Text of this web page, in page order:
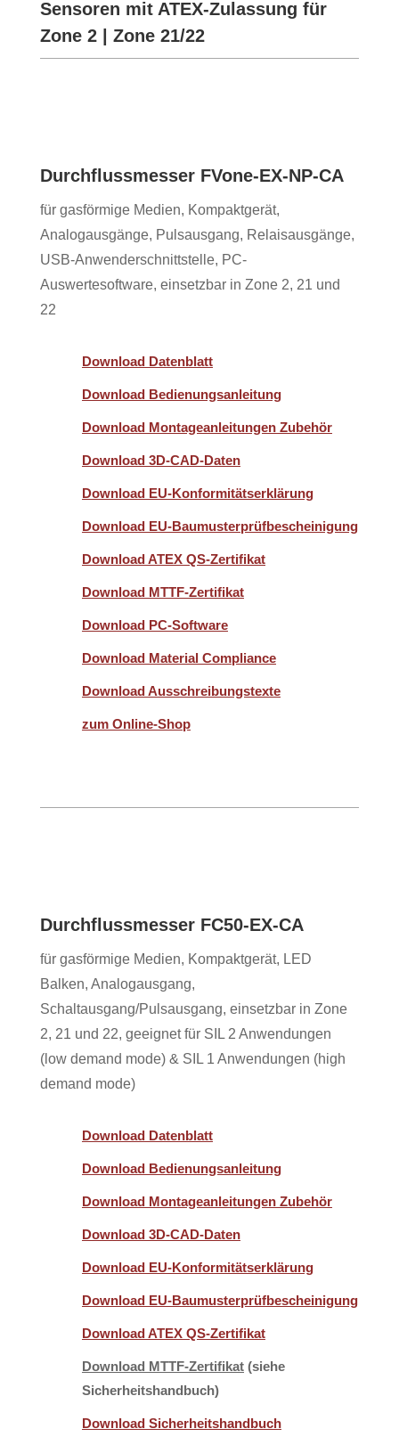
Sensoren mit ATEX-Zulassung für
Zone 2 | Zone 21/22
Durchflussmesser FVone-EX-NP-CA
für gasförmige Medien, Kompaktgerät,
Analogausgänge, Pulsausgang, Relaisausgänge,
USB-Anwenderschnittstelle, PC-
Auswertesoftware, einsetzbar in Zone 2, 21 und
22
Download Datenblatt
Download Bedienungsanleitung
Download Montageanleitungen Zubehör
Download 3D-CAD-Daten
Download EU-Konformitätserklärung
Download EU-Baumusterprüfbescheinigung
Download ATEX QS-Zertifikat
Download MTTF-Zertifikat
Download PC-Software
Download Material Compliance
Download Ausschreibungstexte
zum Online-Shop
Durchflussmesser FC50-EX-CA
für gasförmige Medien, Kompaktgerät, LED
Balken, Analogausgang,
Schaltausgang/Pulsausgang, einsetzbar in Zone
2, 21 und 22, geeignet für SIL 2 Anwendungen
(low demand mode) & SIL 1 Anwendungen (high
demand mode)
Download Datenblatt
Download Bedienungsanleitung
Download Montageanleitungen Zubehör
Download 3D-CAD-Daten
Download EU-Konformitätserklärung
Download EU-Baumusterprüfbescheinigung
Download ATEX QS-Zertifikat
Download MTTF-Zertifikat(siehe
Sicherheitshandbuch)
Download Sicherheitshandbuch